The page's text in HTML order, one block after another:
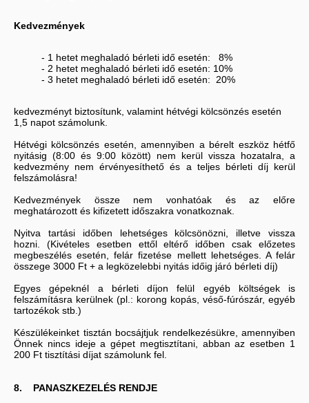
Kedvezmények
- 1 hetet meghaladó bérleti idő esetén: 8%
- 2 hetet meghaladó bérleti idő esetén: 10%
- 3 hetet meghaladó bérleti idő esetén: 20%
kedvezményt biztosítunk, valamint hétvégi kölcsönzés esetén
1,5 napot számolunk.
Hétvégi kölcsönzés esetén, amennyiben a bérelt eszköz hétfő
nyitásig (8:00 és 9:00 között) nem kerül vissza hozatalra, a
kedvezmény nem érvényesíthető és a teljes bérleti díj kerül
felszámolásra!
Kedvezmények össze nem vonhatóak és az előre
meghatározott és kifizetett időszakra vonatkoznak.
Nyitva tartási időben lehetséges kölcsönözni, illetve vissza
hozni. (Kivételes esetben ettől eltérő időben csak előzetes
megbeszélés esetén, felár fizetése mellett lehetséges. A felár
összege 3000 Ft + a legközelebbi nyitás időig járó bérleti díj)
Egyes gépeknél a bérleti díjon felül egyéb költségek is
felszámításra kerülnek (pl.: korong kopás, véső-fúrószár, egyéb
tartozékok stb.)
Készülékeinket tisztán bocsájtjuk rendelkezésükre, amennyiben
Önnek nincs ideje a gépet megtisztítani, abban az esetben 1
200 Ft tisztítási díjat számolunk fel.
8. PANASZKEZELÉS RENDJE